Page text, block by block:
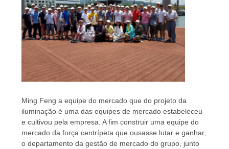
MAPA
PRIVACY
POLICY
Ming Feng a equipe do mercado que do projeto da
iluminação é uma das equipes de mercado estabeleceu
e cultivou pela empresa. A fim construir uma equipe do
mercado da força centrípeta que ousasse lutar e ganhar,
o departamento da gestão de mercado do grupo, junto